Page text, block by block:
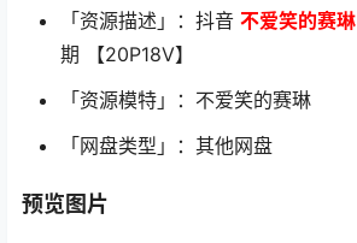
「资源描述」：抖音 不爱笑的赛琳
期 【20P18V】
「资源模特」：不爱笑的赛琳
「网盘类型」：其他网盘
预览图片